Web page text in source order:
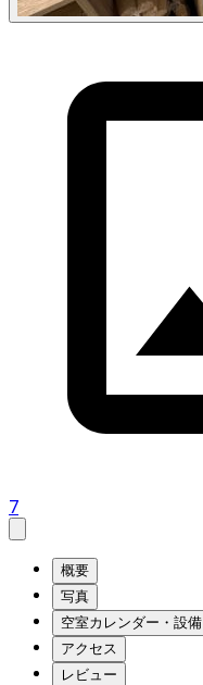
7
概要
写真
空室カレンダー・設備
アクセス
レビュー